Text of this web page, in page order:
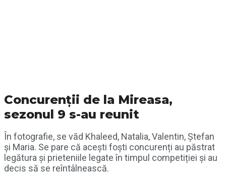
Concurenții de la Mireasa,
sezonul 9 s-au reunit
În fotografie, se văd Khaleed, Natalia, Valentin, Ștefan
și Maria. Se pare că acești foști concurenți au păstrat
legătura și prieteniile legate în timpul competiției și au
decis să se reîntâlnească.